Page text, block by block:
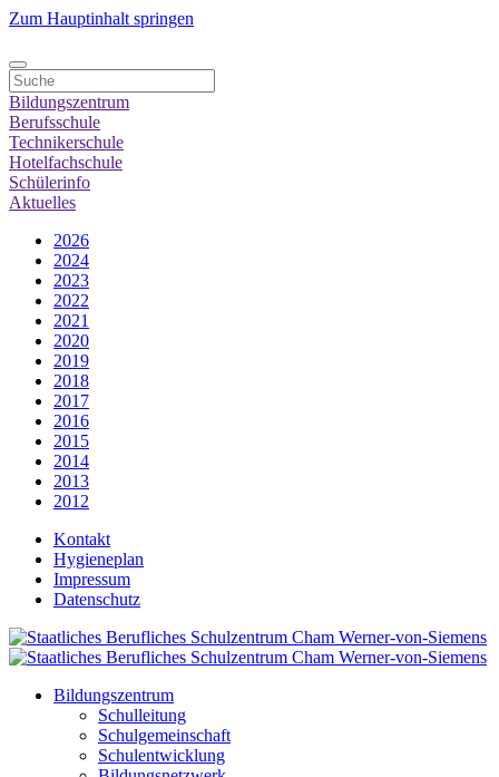
Zum Hauptinhalt springen
Bildungszentrum
Berufsschule
Technikerschule
Hotelfachschule
Schülerinfo
Aktuelles
2026
2024
2023
2022
2021
2020
2019
2018
2017
2016
2015
2014
2013
2012
Kontakt
Hygieneplan
Impressum
Datenschutz
Bildungszentrum
Schulleitung
Schulgemeinschaft
Schulentwicklung